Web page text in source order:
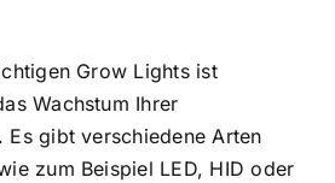
Grow Lights ist
Wachstum Ihrer
Es gibt verschiedene Arten
zum Beispiel LED, HID oder